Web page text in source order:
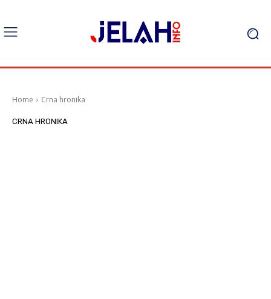
Home Crna hronika
CRNA HRONIKA